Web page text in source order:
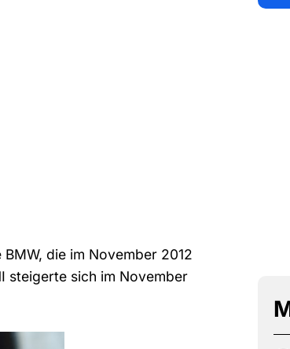
die im November 2012
steigerte sich im November